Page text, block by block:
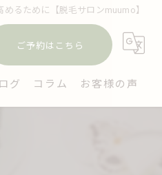
るために【脱毛サロンmuumo】
ご予約はこちら
グ コラム お客様の声